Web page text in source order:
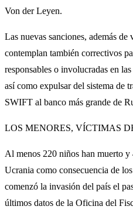
Von der Leyen.
Las nuevas sanciones, además de
contemplan también correctivos
responsables o involucradas en
así como expulsar del sistema de
SWIFT al banco más grande de
LOS MENORES, VÍCTIMAS
Al menos 220 niños han muerto y
Ucrania como consecuencia de
comenzó la invasión del país el
últimos datos de la Oficina del